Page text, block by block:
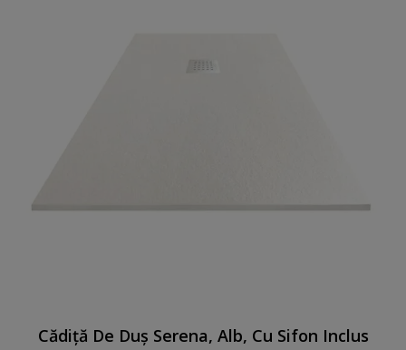
Cădiță De Duș Serena, Alb, Cu Sifon Inclus